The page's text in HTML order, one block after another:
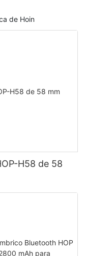
de Hoin
H58 de 58